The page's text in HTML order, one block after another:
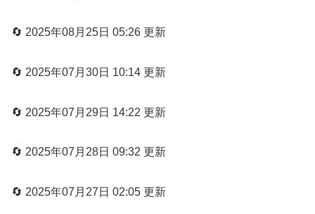
🔄 2025年08月25日 05:26 更新
🔄 2025年07月30日 10:14 更新
🔄 2025年07月29日 14:22 更新
🔄 2025年07月28日 09:32 更新
🔄 2025年07月27日 02:05 更新